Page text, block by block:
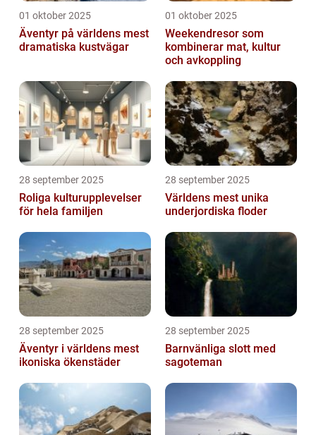
01 oktober 2025
Äventyr på världens mest
dramatiska kustvägar
01 oktober 2025
Weekendresor som
kombinerar mat, kultur
och avkoppling
28 september 2025
Roliga kulturupplevelser
för hela familjen
28 september 2025
Världens mest unika
underjordiska floder
28 september 2025
Äventyr i världens mest
ikoniska ökenstäder
28 september 2025
Barnvänliga slott med
sagoteman